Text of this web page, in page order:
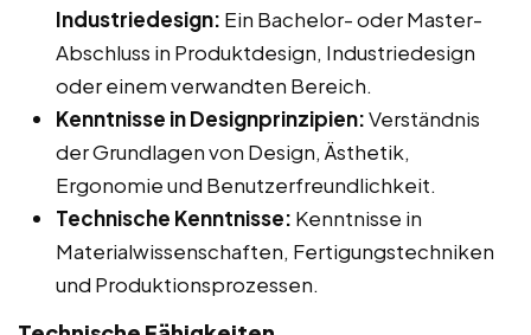
Industriedesign: Ein Bachelor- oder Master-
Abschluss in Produktdesign, Industriedesign
oder einem verwandten Bereich.
Kenntnisse in Designprinzipien:Verständnis
der Grundlagen von Design, Ästhetik,
Ergonomie und Benutzerfreundlichkeit.
Technische Kenntnisse: Kenntnisse in
Materialwissenschaften, Fertigungstechniken
und Produktionsprozessen.